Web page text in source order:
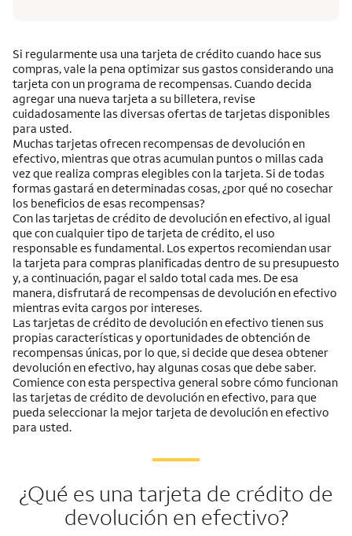
Si regularmente usa una tarjeta de crédito cuando hace sus
compras, vale la pena optimizar sus gastos considerando una
tarjeta con un programa de recompensas. Cuando decida
agregar una nueva tarjeta a su billetera, revise
cuidadosamente las diversas ofertas de tarjetas disponibles
para usted.
Muchas tarjetas ofrecen recompensas de devolución en
efectivo, mientras que otras acumulan puntos o millas cada
vez que realiza compras elegibles con la tarjeta. Si de todas
formas gastará en determinadas cosas, ¿por qué no cosechar
los beneficios de esas recompensas?
Con las tarjetas de crédito de devolución en efectivo, al igual
que con cualquier tipo de tarjeta de crédito, el uso
responsable es fundamental. Los expertos recomiendan usar
la tarjeta para compras planificadas dentro de su presupuesto
y, a continuación, pagar el saldo total cada mes. De esa
manera, disfrutará de recompensas de devolución en efectivo
mientras evita cargos por intereses.
Las tarjetas de crédito de devolución en efectivo tienen sus
propias características y oportunidades de obtención de
recompensas únicas, por lo que, si decide que desea obtener
devolución en efectivo, hay algunas cosas que debe saber.
Comience con esta perspectiva general sobre cómo funcionan
las tarjetas de crédito de devolución en efectivo, para que
pueda seleccionar la mejor tarjeta de devolución en efectivo
para usted.
¿Qué es una tarjeta de crédito de
devolución en efectivo?